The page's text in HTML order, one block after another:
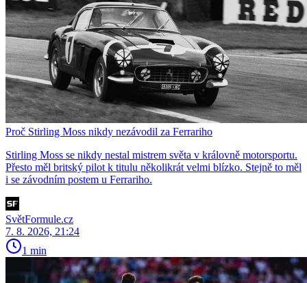
Proč Stirling Moss nikdy nezávodil za Ferrariho
Stirling Moss se nikdy nestal mistrem světa v královně motorsportu.
Přesto měl britský pilot k titulu několikrát velmi blízko. Stejně to měl
i se závodním postem u Ferrariho.
SvětFormule.cz
7. 8. 2026, 21:24
1 min